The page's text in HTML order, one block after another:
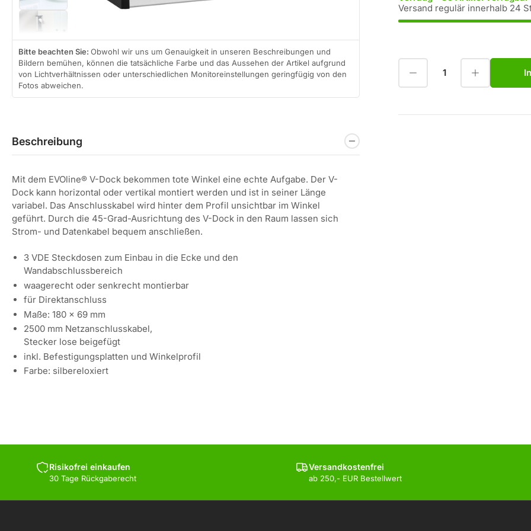
3
laden
in
Galerieansicht
4
laden
Bitte beachten Sie: Obwohl wir uns um Genauigkeit in unseren Beschreibungen und
Bildern bemühen, können die tatsächliche Farbe und das Aussehen der Artikel aufgrund
von Lichtverhältnissen oder unterschiedlichen Monitoreinstellungen geringfügig von den
Fotos abweichen.
Versand regulär innerhalb 24
Menge reduzieren für Schulte EVOline Eck-Steckdosenleiste V-Dock
Anzahl Menge erhöhen für Schulte EVOline Eck-Steckdosenleiste V-Dock
Beschreibung
Mit dem EVOline® V-Dock bekommen tote Winkel eine echte Aufgabe. Der V-
Dock kann horizontal oder vertikal montiert werden und ist in seiner Länge
variabel. Das Anschlusskabel wird hinter dem Profil unsichtbar im Winkel
geführt. Durch die 45-Grad-Ausrichtung des V-Dock in den Raum lassen sich
Strom- und Datenkabel bequem anschließen.
3 VDE Steckdosen zum Einbau in die Ecke und den
Wandabschlussbereich
waagerecht oder senkrecht montierbar
für Direktanschluss
Maße: 180 x 69 mm
2500 mm Netzanschlusskabel,
Stecker lose beigefügt
inkl. Befestigungsplatten und Winkelprofil
Farbe: silbereloxiert
Risikofrei einkaufen
30 Tage Rückgaberecht
Versandkostenfrei
ab 250,- EUR Bestellwert